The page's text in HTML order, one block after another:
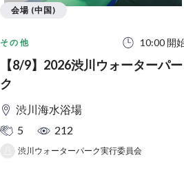
その他 10:00 開
【8/9】2026渋川ウォーターパー
ク
渋川海水浴場
5
212
渋川ウォーターパーク実行委員会
会場 (中国)